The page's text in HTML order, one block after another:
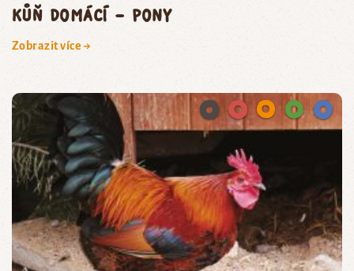
kůň domácí – pony
Zobrazit více →